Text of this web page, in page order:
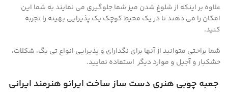
علاوه بر اینکه از شلوغ شدن میز شما جلوگیری می نمایند به شما این
امکان را می دهند تا در یک محیط کوچک یک پذیرایی بهینه را تجربه
کنید.
شما براحتی متوانید از آنها برای نگدارای و پذیرایی انواع تی بگ، شکلات،
خشکبار و آجیل و موارد دیگر استفاده نمایید.
جعبه چوبی هنری دست ساز ساخت ایرانو هنرمند ایرانی